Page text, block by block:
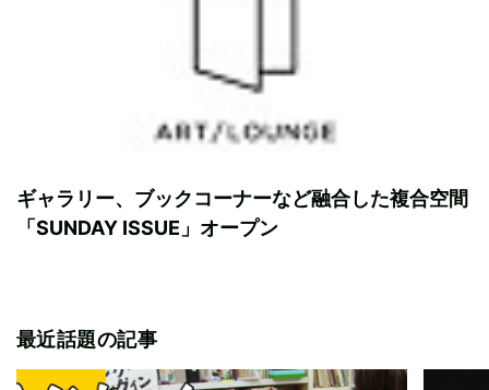
ギャラリー、ブックコーナーなど融合した複合空間
「SUNDAY ISSUE」オープン
最近話題の記事